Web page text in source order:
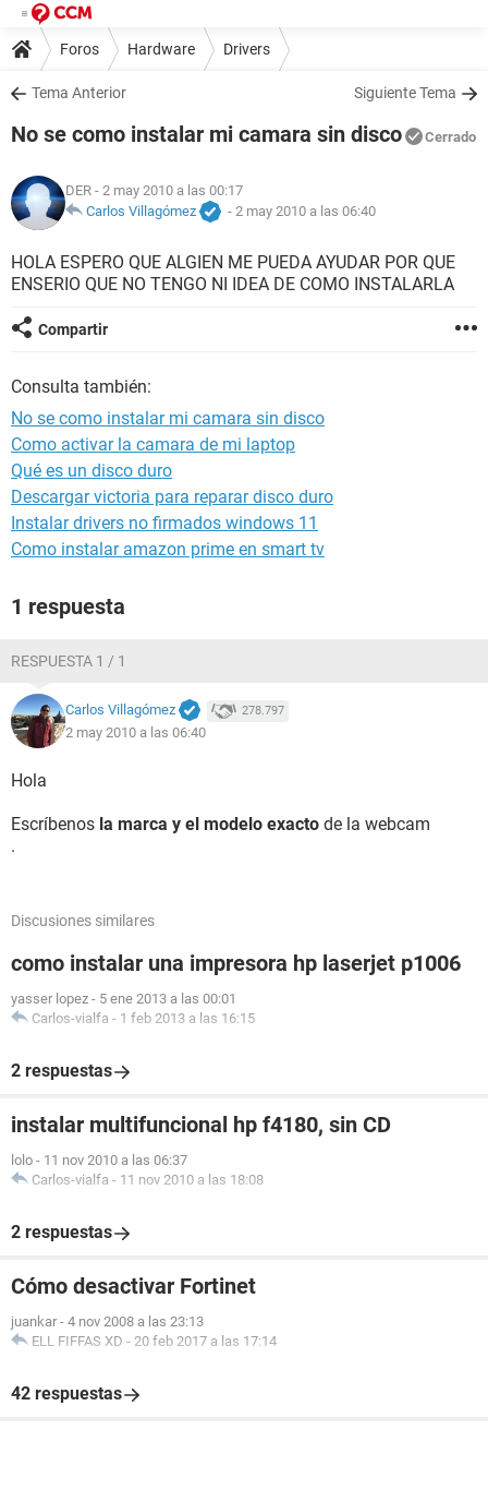
Foros Hardware Drivers
Tema Anterior Siguiente Tema
No se como instalar mi camara sin disco Cerrado
DER - 2 may 2010 a las 00:17
Carlos Villagómez
- 2 may 2010 a las 06:40
HOLA ESPERO QUE ALGIEN ME PUEDA AYUDAR POR QUE
ENSERIO QUE NO TENGO NI IDEA DE COMO INSTALARLA
Compartir
Consulta también:
No se como instalar mi camara sin disco
Como activar la camara de mi laptop
Qué es un disco duro
Descargar victoria para reparar disco duro
Instalar drivers no firmados windows 11
Como instalar amazon prime en smart tv
1 respuesta
RESPUESTA 1 / 1
Carlos Villagómez 278.797
2 may 2010 a las 06:40
Hola
Escríbenos la marca y el modelo exacto de la webcam
.
Discusiones similares
como instalar una impresora hp laserjet p1006
yasser lopez - 5 ene 2013 a las 00:01
Carlos-vialfa - 1 feb 2013 a las 16:15
2 respuestas
instalar multifuncional hp f4180, sin CD
lolo - 11 nov 2010 a las 06:37
Carlos-vialfa - 11 nov 2010 a las 18:08
2 respuestas
Cómo desactivar Fortinet
juankar - 4 nov 2008 a las 23:13
ELL FIFFAS XD - 20 feb 2017 a las 17:14
42 respuestas